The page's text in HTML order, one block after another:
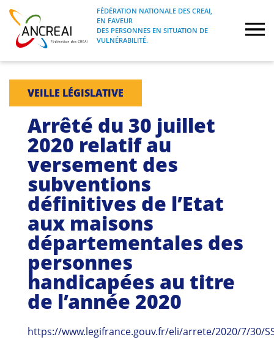
Skip
content
ANCREAI
FÉDÉRATION NATIONALE DES CREAI, EN
FAVEUR DES PERSONNES EN SITUATION
FÉDÉRATION NATIONALE DES CREAI,
EN FAVEUR
DES PERSONNES EN SITUATION DE
VULNÉRABILITÉ.
À propos
Journées nationales
Formations
Projets Fédéraux
Espace emploi
Guides et outils
Actualités
ARSENE
VEILLE LÉGISLATIVE
Arrêté du 30 juillet
2020 relatif au
versement des
subventions
définitives de l’Etat
aux maisons
départementales des
personnes
handicapées au titre
de l’année 2020
https://www.legifrance.gouv.fr/eli/arrete/2020/7/30/